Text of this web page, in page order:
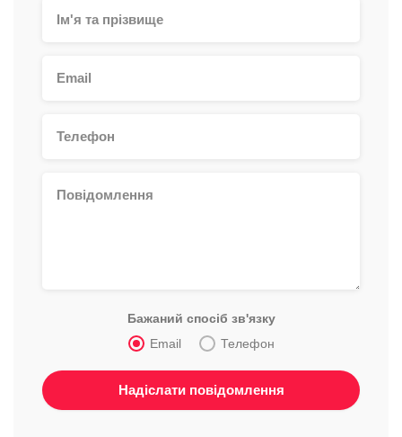
Бажаний спосіб зв'язку
Email
Телефон